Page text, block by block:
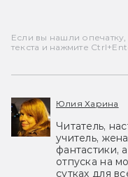
Если вы нашли
текста и нажмите
Юлия Харина
Читатель,
учитель,
фантастики,
отпуска на
сутках для